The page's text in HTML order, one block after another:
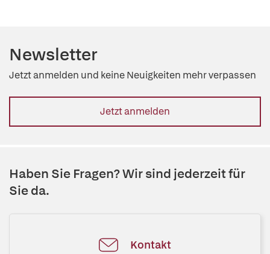
Newsletter
Jetzt anmelden und keine Neuigkeiten mehr verpassen
Jetzt anmelden
Haben Sie Fragen? Wir sind jederzeit für
Sie da.
Kontakt